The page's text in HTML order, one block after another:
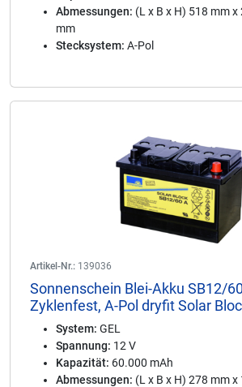
Abmessungen: (L x B x H) 518 mm
mm
Stecksystem: A-Pol
Artikel-Nr.: 139036
Sonnenschein Blei-Akku SB12/
Zyklenfest, A-Pol dryfit Solar
System: GEL
Spannung: 12 V
Kapazität: 60.000 mAh
Abmessungen: (L x B x H) 278 mm